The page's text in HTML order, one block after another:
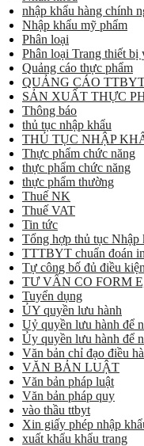
nhập khẩu hàng chính
Nhập khẩu mỹ phẩm
Phân loại
Phân loại Trang thiết bị
Quảng cáo thực phẩm
QUẢNG CÁO
SẢN XUẤT THỰC
Thông báo
thủ tục nhập khẩu
THỦ TỤC NHẬP
Thực phẩm chức năng
thực phẩm chức năng
thực phẩm thường
Thuế NK
Thuế VAT
Tin tức
Tổng hợp thủ tục Nhập
TTTBYT chuẩn đoán
Tự công bố đủ điều
TƯ VẤN CO FORM
Tuyển dụng
ỦY quyền lưu hành
Uỷ quyền lưu hành để
Ủy quyền lưu hành để
Văn bản chỉ đạo điều
VĂN BẢN LUẬT
Văn bản pháp luật
Văn bản pháp quy
vào thầu ttbyt
Xin giấy phép nhập
xuất khẩu khẩu trang